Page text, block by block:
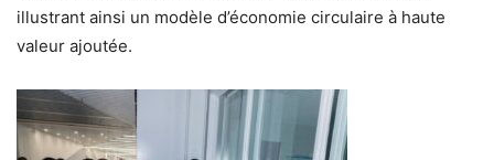
illustrant ainsi un modèle d’économie circulaire à haute
valeur ajoutée.